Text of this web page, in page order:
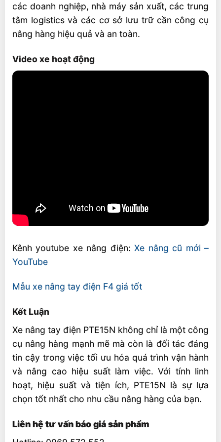
các doanh nghiệp, nhà máy sản xuất, các trung
tâm logistics và các cơ sở lưu trữ cần công cụ
nâng hàng hiệu quả và an toàn.
Video xe hoạt động
Kênh youtube xe nâng điện:Xe nâng cũ mới –
YouTube
Mẫu xe nâng tay điện F4 giá tốt
Kết Luận
Xe nâng tay điện PTE15N không chỉ là một công
cụ nâng hàng mạnh mẽ mà còn là đối tác đáng
tin cậy trong việc tối ưu hóa quá trình vận hành
và nâng cao hiệu suất làm việc. Với tính linh
hoạt, hiệu suất và tiện ích, PTE15N là sự lựa
chọn tốt nhất cho nhu cầu nâng hàng của bạn.
Liên hệ tư vấn báo giá sản phẩm